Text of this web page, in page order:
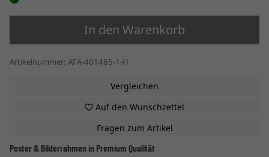
In den Warenkorb
Artikelnummer: AFA-401485-1-H
Vergleichen
Auf den Wunschzettel
Fragen zum Artikel
Poster & Bilderrahmen in Premium Qualität